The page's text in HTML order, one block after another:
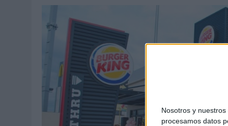
Nosotros y nuestros
procesamos datos